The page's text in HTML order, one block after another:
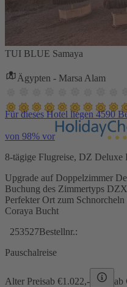
TUI BLUE Samaya
Ägypten - Marsa Alam
Für dieses Hotel liegen 4590
von 98% vor
8-tägige Flugreise, DZ Deluxe
Upgrade auf Doppelzimmer
Buchung des Zimmertyps
Perfekter Ort zum
Coraya Bucht
253527Bestellnr.:
Pauschalreise
Alter Preisab €1.022,- ab